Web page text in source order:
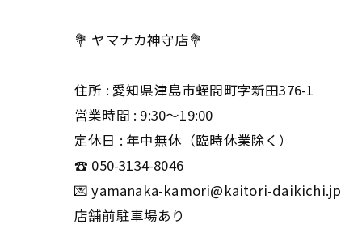
💐 ヤマナカ神守店💐
住所 : 愛知県津島市蛭間町字新田376-1
営業時間 : 9:30〜19:00
定休日 : 年中無休（臨時休業除く）
☎️ 050-3134-8046
💌 yamanaka-kamori@kaitori-daikichi.jp
店舗前駐車場あり